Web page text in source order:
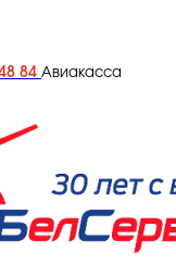
84 Авиакасса